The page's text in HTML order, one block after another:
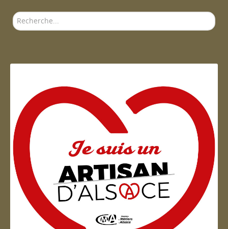
Rechercher